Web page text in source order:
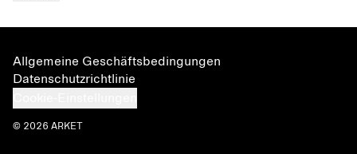
Allgemeine Geschäftsbedingungen
Datenschutzrichtlinie
© 2026 ARKET